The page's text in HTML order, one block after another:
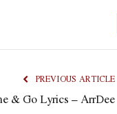
PREVIOUS ARTICLE
& Go Lyrics – ArrDee